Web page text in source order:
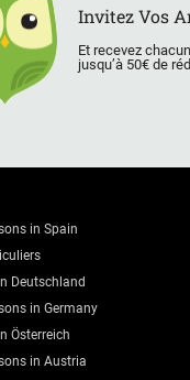
Invitez Vos
Et recevez chacun
jusqu’à 50€ de
in Spain
Deutschland
in Germany
Österreich
in Austria